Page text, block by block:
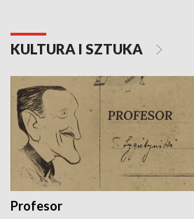
KULTURA I SZTUKA
Profesor